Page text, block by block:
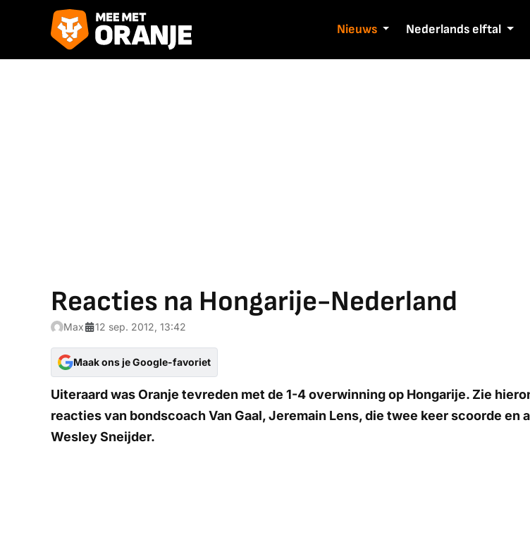
Nieuws Nederlands elftal
Reacties na Hongarije-Nederland
Max 12 sep. 2012, 13:42
Maak ons je Google-favoriet
Uiteraard was Oranje tevreden met de 1-4 overwinning op Hongarije. Zie
reacties van bondscoach Van Gaal, Jeremain Lens, die twee keer scoorde en
Wesley Sneijder.